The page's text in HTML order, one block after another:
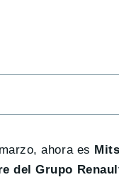
ahora es
del Grupo